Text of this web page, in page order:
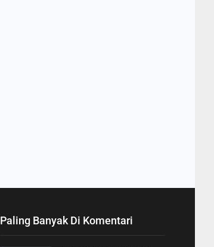
Paling Banyak Di Komentari